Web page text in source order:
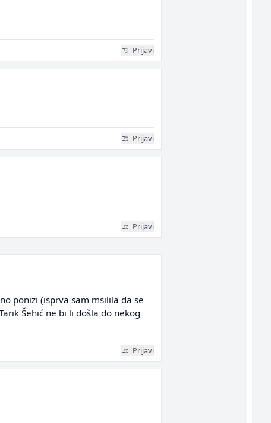
Prijavi
Prijavi
Prijavi
ponizi (isprva sam msilila da se
Šehić ne bi li došla do nekog
Prijavi